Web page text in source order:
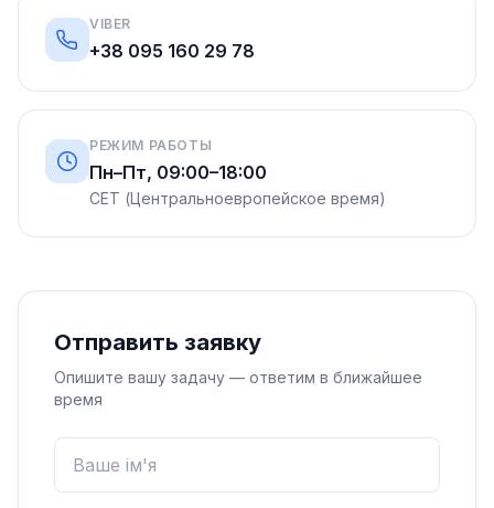
VIBER
+38 095 160 29 78
РЕЖИМ РАБОТЫ
Пн–Пт, 09:00–18:00
CET (Центральноевропейское время)
Отправить заявку
Опишите вашу задачу — ответим в ближайшее
время